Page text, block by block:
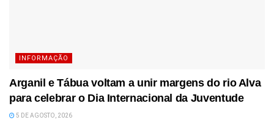
INFORMAÇÃO
Arganil e Tábua voltam a unir margens do rio Alva
para celebrar o Dia Internacional da Juventude
5 DE AGOSTO, 2026